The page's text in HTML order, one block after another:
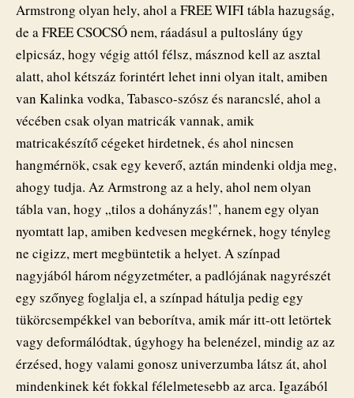
Armstrong olyan hely, ahol a FREE WIFI tábla hazugság,
de a FREE CSOCSÓ nem, ráadásul a pultoslány úgy
elpicsáz, hogy végig attól félsz, másznod kell az asztal
alatt, ahol kétszáz forintért lehet inni olyan italt, amiben
van Kalinka vodka, Tabasco-szósz és narancslé, ahol a
vécében csak olyan matricák vannak, amik
matricakészítő cégeket hirdetnek, és ahol nincsen
hangmérnök, csak egy keverő, aztán mindenki oldja meg,
ahogy tudja. Az Armstrong az a hely, ahol nem olyan
tábla van, hogy „tilos a dohányzás!", hanem egy olyan
nyomtatt lap, amiben kedvesen megkérnek, hogy tényleg
ne cigizz, mert megbüntetik a helyet. A színpad
nagyjából három négyzetméter, a padlójának nagyrészét
egy szőnyeg foglalja el, a színpad hátulja pedig egy
tükörcsempékkel van beborítva, amik már itt-ott letörtek
vagy deformálódtak, úgyhogy ha belenézel, mindig az az
érzésed, hogy valami gonosz univerzumba látsz át, ahol
mindenkinek két fokkal félelmetesebb az arca. Igazából